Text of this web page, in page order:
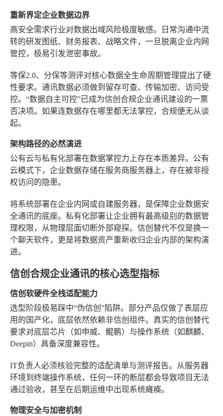
重新界定企业数据边界
高安全需求行业对数据出域风险极度敏感。日常沟通中流
转的研发图纸、财务报表、战略文件，一旦脱离企业内网
管控，极易引发泄密事故。
等保2.0、分保等测评对核心数据全生命周期管理提出了硬
性要求。通讯数据必须做到留存可查、传输加密、访问受
控。“数据自主可控”已成为信创合规企业通讯建设的一票
否决项。如果连数据存在哪里都无法掌控，合规便无从谈
起。
架构路径的必然演进
公有云与私有化部署在数据掌控力上存在本质差异。公有
云模式下，企业数据存储在服务商服务器上，存在被非授
权访问的隐患。
将系统部署在企业内网或自建服务器，是保障企业数据安
全通讯的底座。私有化部署让企业拥有最高级别的数据管
理权限，从物理层面切断外部窥探。信创替代不仅是换一
个聊天软件，更是将数据资产重新收归企业内部的架构演
进。
信创合规企业通讯的核心选型指标
信创软硬件全栈适配能力
选型阶段极易踩中“伪信创”陷阱。部分产品仅做了表层应
用的国产化，底层依然依赖非信创组件。真实的信创替代
要求对底层芯片（如申威、鲲鹏）与操作系统（如麒麟、
Deepin）具备深度兼容性。
IT负责人必须核验完整的适配清单与测评报告。从服务器
环境到终端操作系统，任何一环的断层都会导致项目无法
通过验收，甚至在后期运维中出现系统瘫痪。
物理安全与加密机制